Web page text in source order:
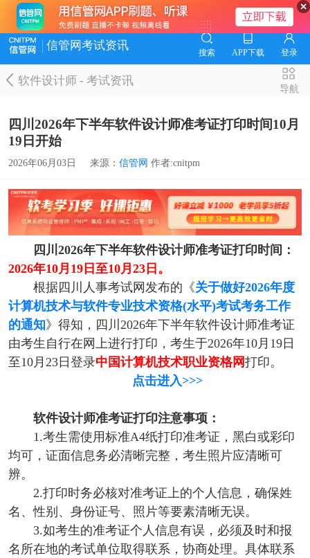
信管网考试资讯
搜索 APP下载 登录
软件设计师-考试资讯
导航
四川2026年下半年软件设计师准考证打印时间10月
19日开始
2026年06月03日 来源： 信管网 作者:cnitpm
四川2026年下半年软件设计师准考证打印时间：
2026年10月19日至10月23日。
根据四川人事考试网发布的《关于做好2026年度
计算机技术与软件专业技术资格(水平)考试考务工作
的通知》得知，四川2026年下半年软件设计师准考证
由考生自行在网上进行打印，考生于2026年10月19日
至10月23日登录中国计算机技术职业资格网打印。
点击进入>>>
软件设计师准考证打印注意事项：
1.考生需使用标准A4纸打印准考证，黑白或彩印
均可，证面信息务必清晰完整，考生照片应清晰可
辨。
2.打印时务必核对准考证上的个人信息，确保姓
名、性别、身份证号、照片等要素清晰无误。
3.如考生的准考证个人信息有误，必须及时和报
名所在地的考试单位取得联系，协商处理。具体联系